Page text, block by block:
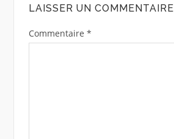
LAISSER UN COMMENTAIRE
Commentaire *